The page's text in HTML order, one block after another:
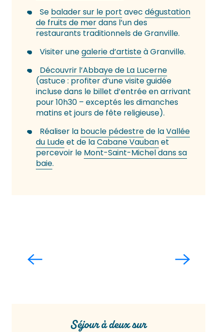
Se balader sur le port avec dégustation
de fruits de merdans l’un des
restaurants traditionnels de Granville.
Visiter unegalerie d’artisteà Granville.
Découvrir l’Abbaye de La Lucerne
(astuce : profiter d’une visite guidée
incluse dans le billet d’entrée en arrivant
pour 10h30 – exceptés les dimanches
matins et jours de fête religieuse).
Réaliser la boucle pédestrede laVallée
du Ludeet de laCabane Vaubanet
percevoir le Mont-Saint-Michel dans sa
baie.
Séjour à deux sur